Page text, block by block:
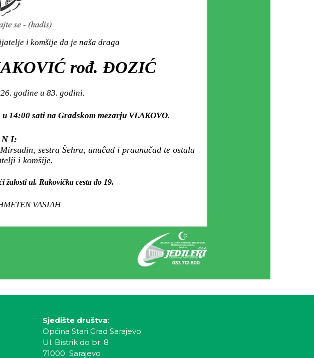
i komšije da je naša draga
rođ. ĐOZIĆ
godine u 83. godini.
14:00 sati na Gradskom mezarju VLAKOVO.
N I:
sestra Šehra, unuĉad i praunučad te ostala
i komšije.
žalosti ul. Rakovička cesta do 19.
VASIAH
Sjedište društva:
Općina Stari Grad Sarajevo
Ul. Bistrik do br. 8
71000 Sarajevo